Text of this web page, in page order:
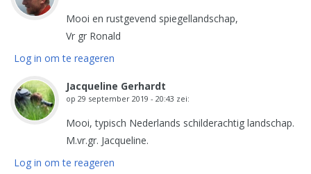
Mooi en rustgevend spiegellandschap,
Vr gr Ronald
Log in om te reageren
Jacqueline Gerhardt
op 29 september 2019 - 20:43 zei:
Mooi, typisch Nederlands schilderachtig landschap.
M.vr.gr. Jacqueline.
Log in om te reageren